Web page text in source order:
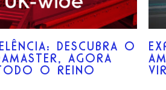
DESCUBRA O
AGORA
O REINO